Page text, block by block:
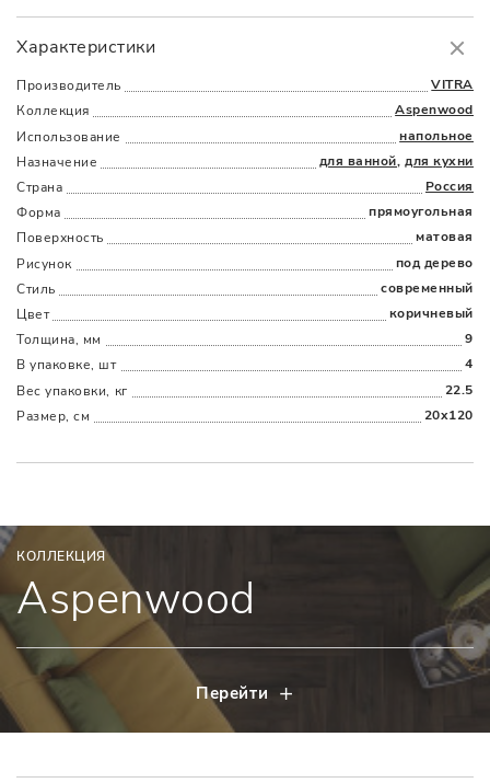
Характеристики
Производитель
VITRA
Коллекция
Aspenwood
Использование
напольное
Назначение
для ванной,для кухни
Страна
Россия
Форма
прямоугольная
Поверхность
матовая
Рисунок
под дерево
Стиль
современный
Цвет
коричневый
Толщина, мм
9
В упаковке, шт
4
Вес упаковки, кг
22.5
Размер, см
20x120
Доставка
НаличымиКартойПо счетуДолями
КОЛЛЕКЦИЯ
Aspenwood
Перейти